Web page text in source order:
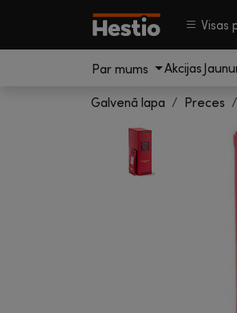
Visas
Par mums Akcijas
Galvenā lapa Preces